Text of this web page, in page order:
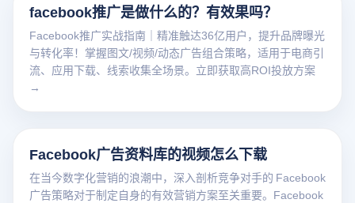
facebook推广是做什么的？有效果吗？
Facebook推广实战指南｜精准触达36亿用户，提升品牌曝光
与转化率！掌握图文/视频/动态广告组合策略，适用于电商引
流、应用下载、线索收集全场景。立即获取高ROI投放方案
→
Facebook广告资料库的视频怎么下载
在当今数字化营销的浪潮中，深入剖析竞争对手的 Facebook
广告策略对于制定自身的有效营销方案至关重要。Facebook